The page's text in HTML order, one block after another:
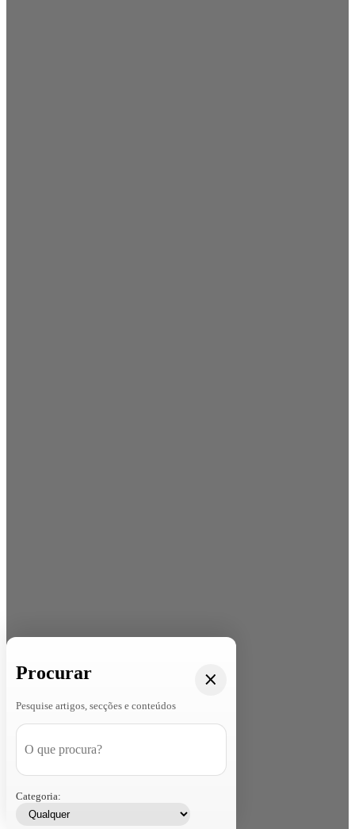
Procurar
Pesquise artigos, secções e conteúdos
Categoria: